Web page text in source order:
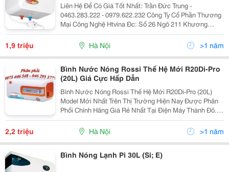
Liên Hệ Để Có Giá Tốt Nhất: Trần Đức Trung -
0463.283.222 - 0979.622.232 Công Ty Cổ Phần Thương
Mại Công Nghệ Htvina Đc: Số 26 Ngõ 211 Khương
Trung &Ndash; Thanh Xuân &Ndash; Hà Nội Yahoo
:Htvinakd3 Http ://Www.sieuthiht.com Trụ Sở Chính:
1,9 triệu Hà Nội >1 năm
Bình Nước Nóng Rossi Thế Hệ Mới R20Di-Pro
(20L) Giá Cực Hấp Dẫn
Bình Nước Nóng Rossi Thế Hệ Mới R20Di-Pro (20L)
Model Mới Nhất Trên Thị Trường Hiện Nay Được Phân
Phối Chính Hãng Giá Rẻ Nhất Tại Điện Máy Thành Đô.
Bình Nước Nóng Rossi Thế Hệ Mới R20Di-Pro (20L)
Với Linh Kiện Nhập Khẩu Hoàn Toàn Từ Châu Âu Đảm
2,2 triệu Hà Nội >1 năm
Bình Nóng Lạnh Pi 30L (Si; E)